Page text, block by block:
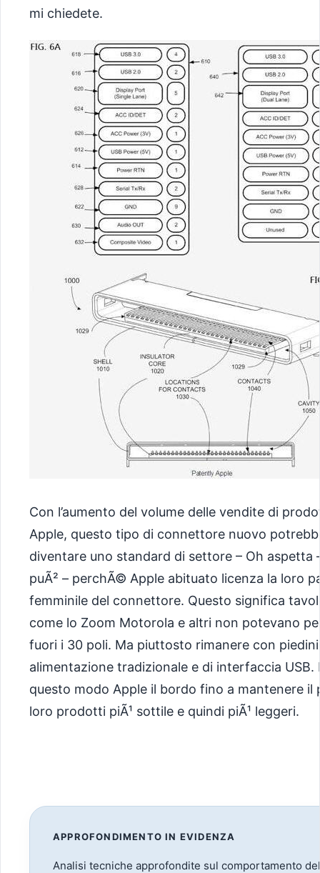
mi chiedete.
Con l’aumento del volume delle vendite di
Apple, questo tipo di connettore nuovo
diventare uno standard di settore – Oh aspetta
puÃ² – perchÃ© Apple abituato licenza la loro
femminile del connettore. Questo significa
come lo Zoom Motorola e altri non potevano
fuori i 30 poli. Ma piuttosto rimanere con
alimentazione tradizionale e di interfaccia USB.
questo modo Apple il bordo fino a mantenere il
loro prodotti piÃ¹ sottile e quindi piÃ¹ leggeri.
APPROFONDIMENTO IN EVIDENZA
Analisi tecniche approfondite sul comportamento